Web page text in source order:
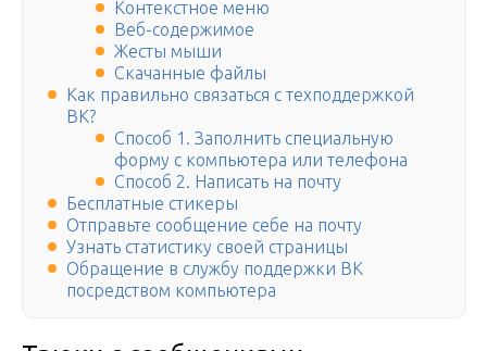
Контекстное меню
Веб-содержимое
Жесты мыши
Скачанные файлы
Как правильно связаться с техподдержкой
ВК?
Способ 1. Заполнить специальную
форму с компьютера или телефона
Способ 2. Написать на почту
Бесплатные стикеры
Отправьте сообщение себе на почту
Узнать статистику своей страницы
Обращение в службу поддержки ВК
посредством компьютера